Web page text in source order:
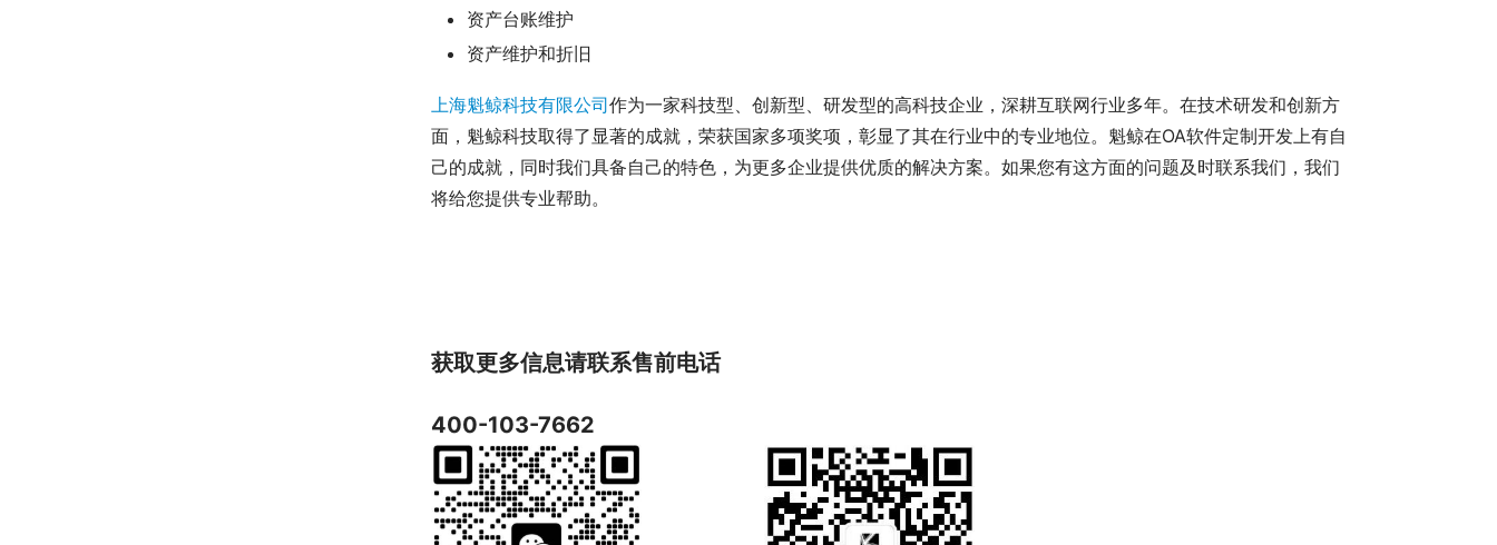
资产台账维护
资产维护和折旧
上海魁鲸科技有限公司作为一家科技型、创新型、研发型的高科技企业，深耕互联网行业多年。在技术研发和创新方
面，魁鲸科技取得了显著的成就，荣获国家多项奖项，彰显了其在行业中的专业地位。魁鲸在OA软件定制开发上有自
己的成就，同时我们具备自己的特色，为更多企业提供优质的解决方案。如果您有这方面的问题及时联系我们，我们
将给您提供专业帮助。
获取更多信息请联系售前电话
400-103-7662